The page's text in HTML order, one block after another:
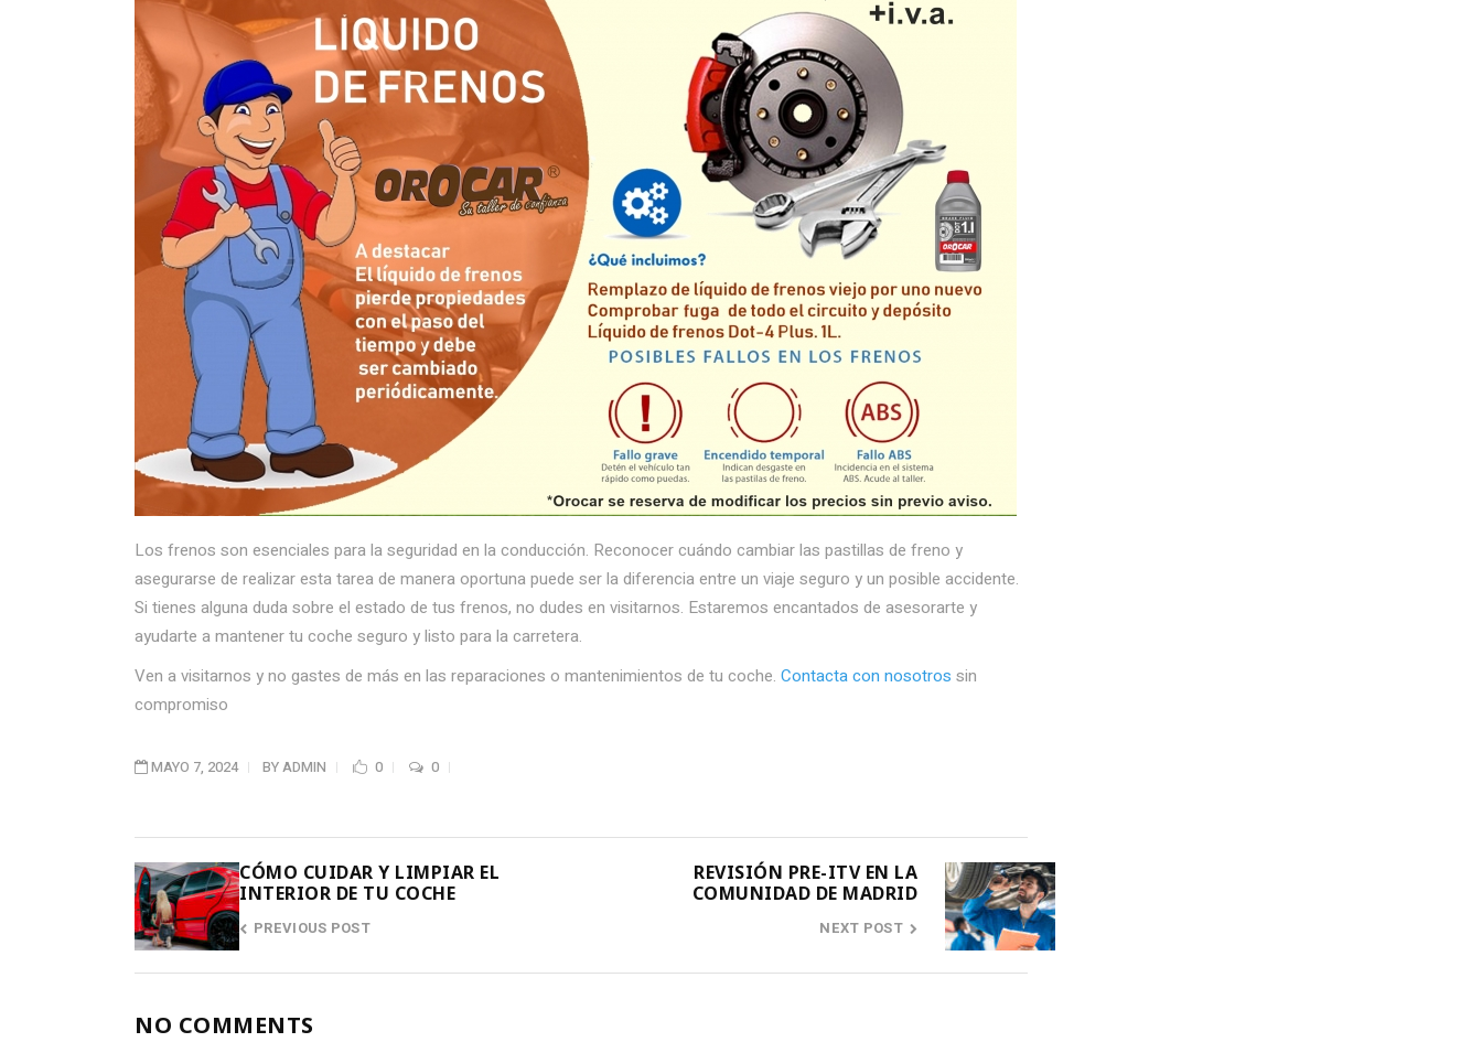
Los frenos son esenciales para la seguridad en la conducción. Reconocer cuándo cambiar las pastillas de freno y
asegurarse de realizar esta tarea de manera oportuna puede ser la diferencia entre un viaje seguro y un posible accidente.
Si tienes alguna duda sobre el estado de tus frenos, no dudes en visitarnos. Estaremos encantados de asesorarte y
ayudarte a mantener tu coche seguro y listo para la carretera.
Ven a visitarnos y no gastes de más en las reparaciones o mantenimientos de tu coche. Contacta con nosotros sin
compromiso
MAYO 7, 2024 BYADMIN 0 0
CÓMO CUIDAR Y LIMPIAR EL
INTERIOR DE TU COCHE
PREVIOUS POST
REVISIÓN PRE-ITV EN LA
COMUNIDAD DE MADRID
NEXT POST
NO COMMENTS